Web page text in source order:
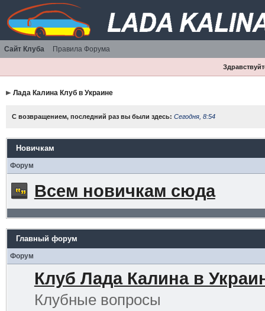
Сайт Клуба Правила Форума
Лада Калина Клуб в Украине
С возвращением, последний раз вы были здесь: Сегодня, 8:54
Новичкам
Форум
Всем новичкам сюда
Главный форум
Форум
Клуб Лада Калина в
Клубные вопросы